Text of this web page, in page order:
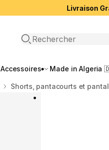
Livraison
Recherche ouverte
Accessoires Made in Algeria
Shorts, pantacourts et